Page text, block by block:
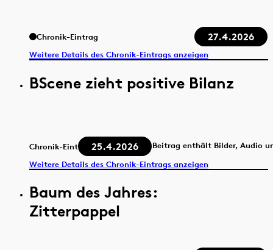
Chronik-Eintrag 27.4.2026
Weitere Details des Chronik-Eintrags anzeigen
BScene zieht positive Bilanz
Chronik-Eintrag 25.4.2026
Beitrag enthält Bilder, Audio
Weitere Details des Chronik-Eintrags anzeigen
Baum des Jahres:
Zitterpappel